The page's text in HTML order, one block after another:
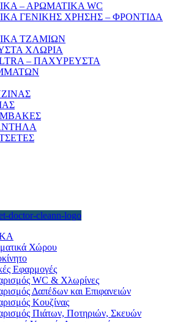
– ΑΡΩΜΑΤΙΚΑ WC
ΓΕΝΙΚΗΣ ΧΡΗΣΗΣ – ΦΡΟΝΤΙΔΑ
ΤΖΑΜΙΩΝ
ΧΛΩΡΙΑ
– ΠΑΧΥΡΕΥΣΤΑ
Χώρου
Εφαρμογές
WC & Χλωρίνες
Δαπέδων και Επιφανειών
Κουζίνας
Πιάτων, Ποτηριών, Σκευών